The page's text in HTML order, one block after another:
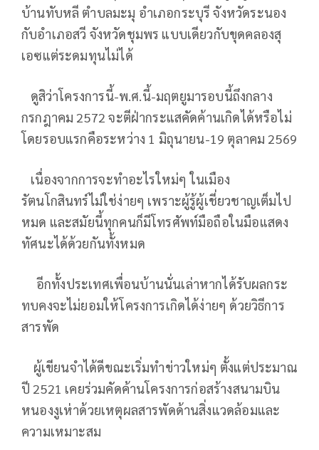
บ้านทับหลี ตำบลมะมุ อำเภอกระบุรี จังหวัดระนอง
กับอำเภอสวี จังหวัดชุมพร แบบเดียวกับขุดคลองสุ
เอซแต่ระดมทุนไม่ได้
ดูสิว่าโครงการนี้-พ.ศ.นี้-มฤตยูมารอบนี้ถึงกลาง
กรกฎาคม 2572 จะตีฝ่ากระแสคัดค้านเกิดได้หรือไม่
โดยรอบแรกคือระหว่าง 1 มิถุนายน-19 ตุลาคม 2569
เนื่องจากการจะทำอะไรใหม่ๆ ในเมือง
รัตนโกสินทร์ไม่ใช่ง่ายๆ เพราะผู้รู้ผู้เชี่ยวชาญเต็มไป
หมด และสมัยนี้ทุกคนก็มีโทรศัพท์มือถือในมือแสดง
ทัศนะได้ด้วยกันทั้งหมด
อีกทั้งประเทศเพื่อนบ้านนั่นเล่าหากได้รับผลกระ
ทบคงจะไม่ยอมให้โครงการเกิดได้ง่ายๆ ด้วยวิธีการ
สารพัด
ผู้เขียนจำได้ดีขณะเริ่มทำข่าวใหม่ๆ ตั้งแต่ประมาณ
ปี 2521 เคยร่วมคัดค้านโครงการก่อสร้างสนามบิน
หนองงูเห่าด้วยเหตุผลสารพัดด้านสิ่งแวดล้อมและ
ความเหมาะสม